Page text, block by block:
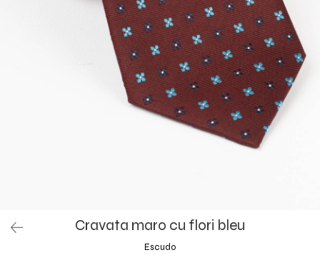
Cravata maro cu flori bleu
Escudo